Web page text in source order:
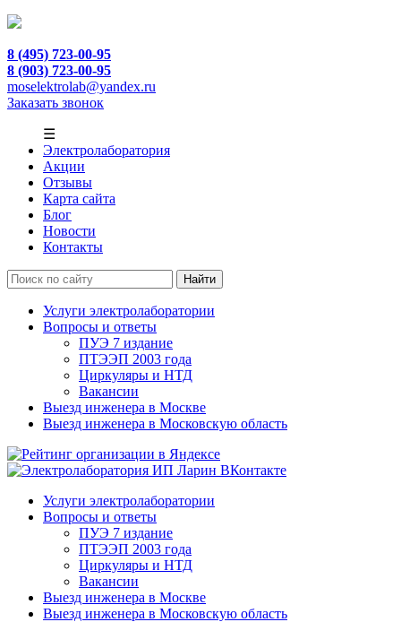
8 (495) 723-00-95
8 (903) 723-00-95
moselektrolab@yandex.ru
Заказать звонок
☰
Электролаборатория
Акции
Отзывы
Карта сайта
Блог
Новости
Контакты
Услуги электролаборатории
Вопросы и ответы
ПУЭ 7 издание
ПТЭЭП 2003 года
Циркуляры и НТД
Вакансии
Выезд инженера в Москве
Выезд инженера в Московскую область
Услуги электролаборатории
Вопросы и ответы
ПУЭ 7 издание
ПТЭЭП 2003 года
Циркуляры и НТД
Вакансии
Выезд инженера в Москве
Выезд инженера в Московскую область